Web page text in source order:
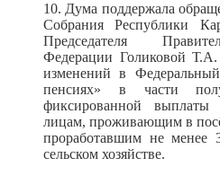
10. Дума поддержала
Собрания Республики
Председателя
Федерации Голиковой
изменений в
пенсиях» в части
фиксированной выплаты
лицам, проживающим в
проработавшим не менее
сельском хозяйстве.